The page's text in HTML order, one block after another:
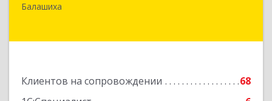
Балашиха
Клиентов на сопровождении
68
Подробнее